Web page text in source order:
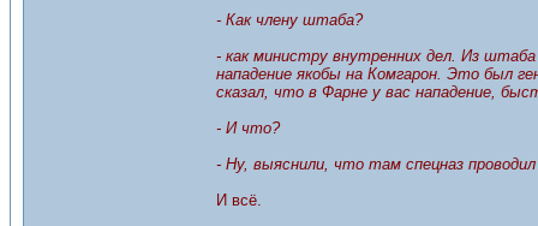
- Как члену штаба?
- как министру внутренних дел. Из
нападение якобы на Комгарон. Это был
сказал, что в Фарне у вас нападение,
- И что?
- Ну, выяснили, что там спецназ
И всё.